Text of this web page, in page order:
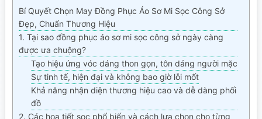
Bí Quyết Chọn May Đồng Phục Áo Sơ Mi Sọc Công Sở
Đẹp, Chuẩn Thương Hiệu
1. Tại sao đồng phục áo sơ mi sọc công sở ngày càng
được ưa chuộng?
Tạo hiệu ứng vóc dáng thon gọn, tôn dáng người mặc
Sự tinh tế, hiện đại và không bao giờ lỗi mốt
Khả năng nhận diện thương hiệu cao và dễ dàng phối
đồ
2. Các họa tiết sọc phổ biến và cách lựa chọn cho từng